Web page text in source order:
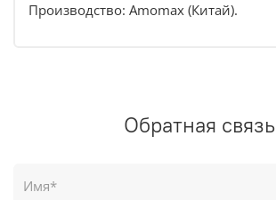
Производство: Amomax (Китай).
Обратная связь